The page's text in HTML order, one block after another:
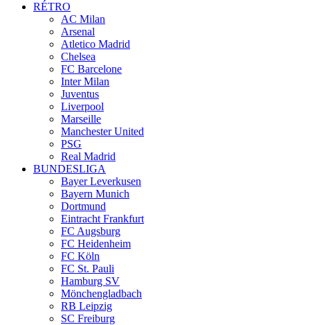
RÉTRO
AC Milan
Arsenal
Atletico Madrid
Chelsea
FC Barcelone
Inter Milan
Juventus
Liverpool
Marseille
Manchester United
PSG
Real Madrid
BUNDESLIGA
Bayer Leverkusen
Bayern Munich
Dortmund
Eintracht Frankfurt
FC Augsburg
FC Heidenheim
FC Köln
FC St. Pauli
Hamburg SV
Mönchengladbach
RB Leipzig
SC Freiburg